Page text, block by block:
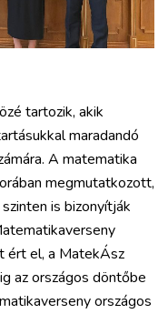
tartozik, akik
maradandó
A matematika
megmutatkozott,
is bizonyítják
ért el, a MatekÁsz
az országos döntőbe
országos